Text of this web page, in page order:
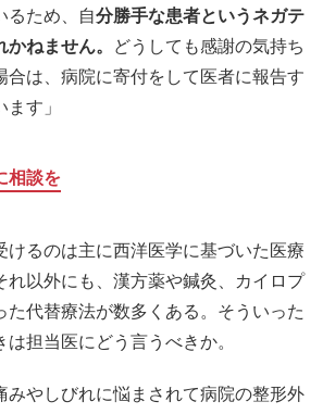
るため、自分勝手な患者というネガテ
ねません。
どうしても感謝の気持ち
合は、病院に寄付をして医者に報告す
す」
相談を
るのは主に西洋医学に基づいた医療
れ以外にも、漢方薬や鍼灸、カイロプ
た代替療法が数多くある。そういった
は担当医にどう言うべきか。
やしびれに悩まされて病院の整形外